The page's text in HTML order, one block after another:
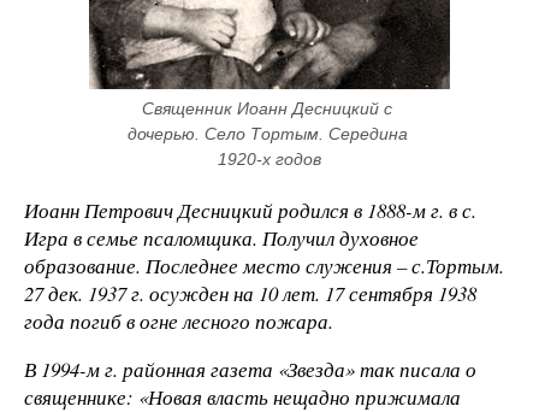
Священник Иоанн Десницкий с
дочерью. Село Тортым. Середина
1920-х годов
Иоанн Петрович Десницкий родился в 1888-м г. в с.
Игра в семье псаломщика. Получил духовное
образование. Последнее место служения – с.Тортым.
27 дек. 1937 г. осужден на 10 лет. 17 сентября 1938
года погиб в огне лесного пожара.
В 1994-м г. районная газета «Звезда» так писала о
священнике: «Новая власть нещадно прижимала